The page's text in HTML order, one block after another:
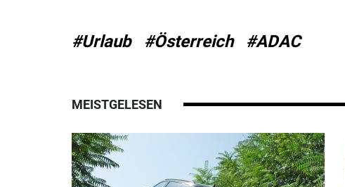
#Urlaub #Österreich #ADAC
MEISTGELESEN